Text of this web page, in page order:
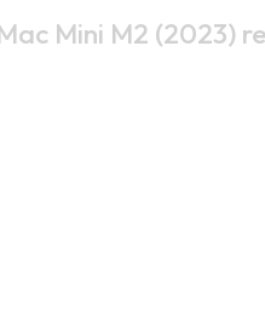
Mini M2 (2023)